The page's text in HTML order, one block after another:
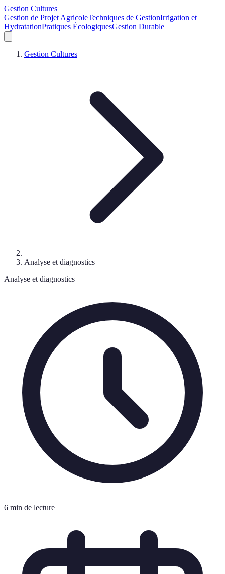
Gestion Cultures
Gestion de Projet AgricoleTechniques de GestionIrrigation et
HydratationPratiques ÉcologiquesGestion Durable
Gestion Cultures
Analyse et diagnostics
Analyse et diagnostics
6 min de lecture